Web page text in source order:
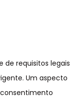
de requisitos legais
Um aspecto